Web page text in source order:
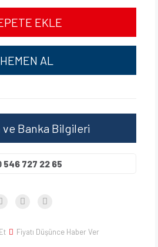
EKLE
HEMEN AL
Banka Bilgileri
546 727 22 65
Fiyatı Düşünce Haber Ver